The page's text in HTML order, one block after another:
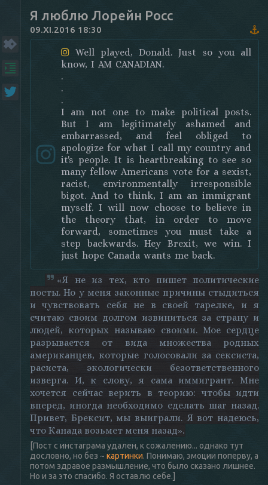
Я люблю Лорейн Росс
09.XI.2016 18:30
Well played, Donald. Just so you all
know, I AM CANADIAN.
.
.
.
I am not one to make political posts.
But I am legitimately ashamed and
embarrassed, and feel obliged to
apologize for what I call my country and
it's people. It is heartbreaking to see so
many fellow Americans vote for a sexist,
racist, environmentally irresponsible
bigot. And to think, I am an immigrant
myself. I will now choose to believe in
the theory that, in order to move
forward, sometimes you must take a
step backwards. Hey Brexit, we win. I
just hope Canada wants me back.
«Я не из тех, кто пишет политические
посты. Но у меня законные причины стыдиться
и чувствовать себя не в своей тарелке, и я
считаю своим долгом извиниться за страну и
людей, которых называю своими. Мое сердце
разрывается от вида множества родных
американцев, которые голосовали за сексиста,
расиста, экологически безответственного
изверга. И, к слову, я сама иммигрант. Мне
хочется сейчас верить в теорию: чтобы идти
вперед, иногда необходимо сделать шаг назад.
Привет, Брексит, мы выиграли. Я вот надеюсь,
что Канада возьмет меня назад».
[Пост с инстаграма удален, к сожалению... однако тут
дословно, но без ~ картинки. Понимаю, эмоции поперву, а
потом здравое размышление, что было сказано лишнее.
Но и за это спасибо. Я оставлю себе.]